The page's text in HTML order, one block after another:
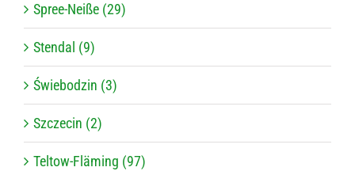
Spree-Neiße (29)
Stendal (9)
Świebodzin (3)
Szczecin (2)
Teltow-Fläming (97)